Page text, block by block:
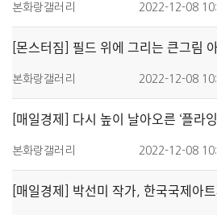
본화랑갤러리 2022-12-08
[몬스터짐] 필드 위에 그리는
본화랑갤러리 2022-12-08
[매일경제] 다시 높이 날아오른 ‘플라잉
본화랑갤러리 2022-12-08
[매일경제] 박선미 작가,